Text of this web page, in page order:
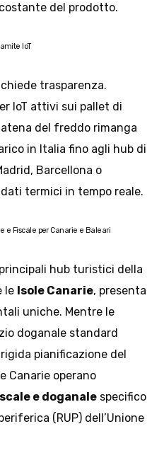
del prodotto.
IoT
trasparenza.
IoT attivi sui pallet di
del freddo rimanga
in Italia fino agli hub di
Barcellona o
termici in tempo reale.
e Fiscale per Canarie e Baleari
hub turistici della
le Isole Canarie, presenta
uniche. Mentre le
doganale standard
pianificazione del
Canarie operano
e doganale specifico
(RUP) dell’Unione